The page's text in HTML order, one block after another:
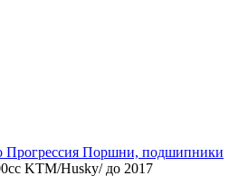
Прогрессия Поршни, подшипники
KTM/Husky/ до 2017